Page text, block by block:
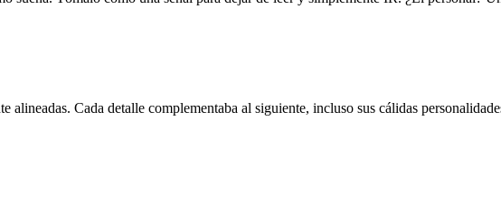
Cada detalle complementaba al siguiente, incluso sus cálidas